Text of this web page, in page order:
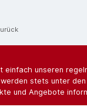
einfach unseren
stets unter
und Angebote